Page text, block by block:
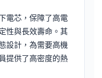
電芯，保障了高電
性與長效壽命。其
設計，為需要高機
提供了高密度的熱